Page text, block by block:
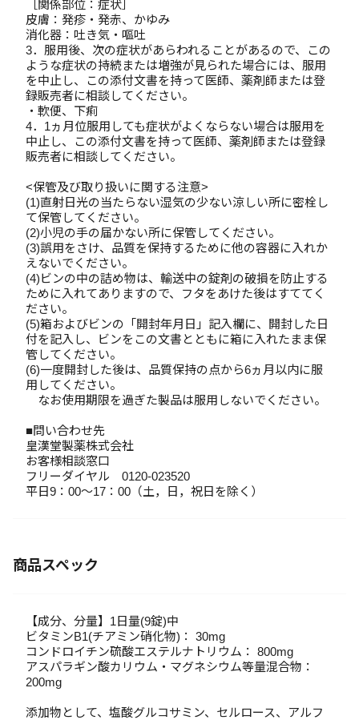
［関係部位：症状］
皮膚：発疹・発赤、かゆみ
消化器：吐き気・嘔吐
3．服用後、次の症状があらわれることがあるので、この
ような症状の持続または増強が見られた場合には、服用
を中止し、この添付文書を持って医師、薬剤師または登
録販売者に相談してください。
・軟便、下痢
4．1ヵ月位服用しても症状がよくならない場合は服用を
中止し、この添付文書を持って医師、薬剤師または登録
販売者に相談してください。
<保管及び取り扱いに関する注意>
(1)直射日光の当たらない湿気の少ない涼しい所に密栓し
て保管してください。
(2)小児の手の届かない所に保管してください。
(3)誤用をさけ、品質を保持するために他の容器に入れか
えないでください。
(4)ビンの中の詰め物は、輸送中の錠剤の破損を防止する
ために入れてありますので、フタをあけた後はすててく
ださい。
(5)箱およびビンの「開封年月日」記入欄に、開封した日
付を記入し、ビンをこの文書とともに箱に入れたまま保
管してください。
(6)一度開封した後は、品質保持の点から6ヵ月以内に服
用してください。
なお使用期限を過ぎた製品は服用しないでください。
■問い合わせ先
皇漢堂製薬株式会社
お客様相談窓口
フリーダイヤル 0120-023520
平日9：00～17：00（土，日，祝日を除く）
商品スペック
【成分、分量】1日量(9錠)中
ビタミンB1(チアミン硝化物)： 30mg
コンドロイチン硫酸エステルナトリウム： 800mg
アスパラギン酸カリウム・マグネシウム等量混合物：
200mg
添加物として、塩酸グルコサミン、セルロース、アルフ